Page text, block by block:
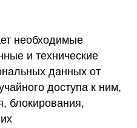
необходимые
и технические
данных от
доступа к ним,
блокирования,